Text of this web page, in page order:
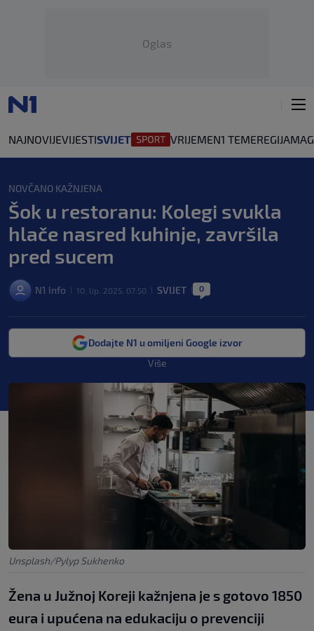
Oglas
NAJNOVIJEVIJESTISVIJET VRIJEMEN1 TEMEREGIJA
NOVČANO KAŽNJENA
Šok u restoranu: Kolegi svukla
hlače nasred kuhinje, završila
pred sucem
N1 Info 10. lip. 2025. 07:50 SVIJET 0
Dodajte N1 u omiljeni Google izvor
Više
Unsplash/Pylyp Sukhenko
Žena u Južnoj Koreji kažnjena je s gotovo 1850
eura i upućena na edukaciju o prevenciji